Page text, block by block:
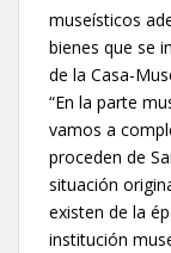
museísticos
bienes que se
de la Casa-
“En la parte
vamos a
proceden de
situación
existen de la
institución